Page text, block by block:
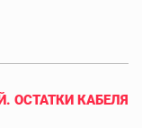
ОСТАТКИ КАБЕЛЯ